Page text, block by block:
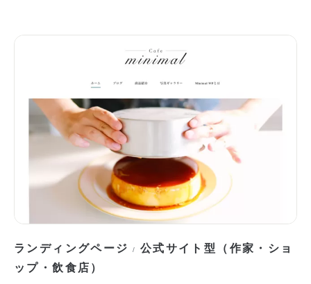
ランディングページ / 公式サイト型（作家・ショ
ップ・飲食店）